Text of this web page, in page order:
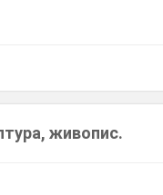
живопис.